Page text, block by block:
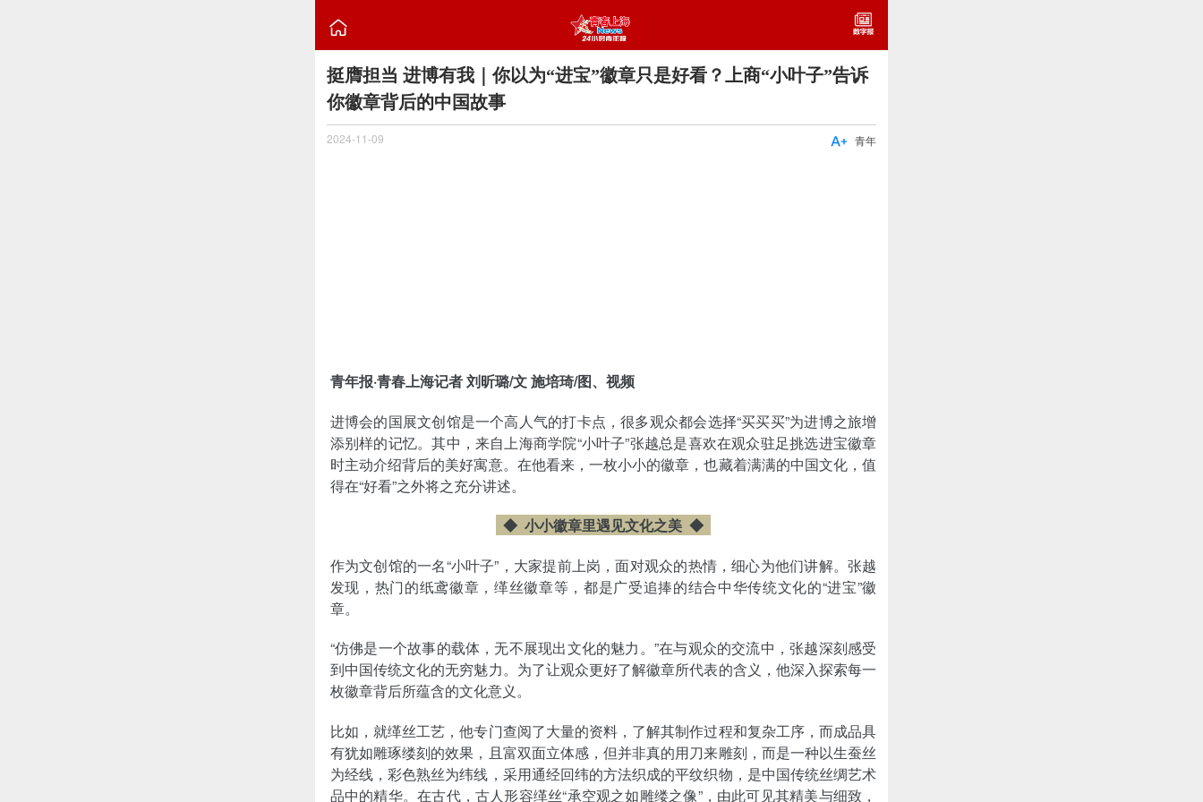

挺膺担当 进博有我｜你以为“进宝”徽章只是好看？上商“小叶子”告诉
你徽章背后的中国故事
2024-11-09 青年

青年报·青春上海记者 刘昕璐/文 施培琦/图、视频
进博会的国展文创馆是一个高人气的打卡点，很多观众都会选择“买买买”为进博之旅增
添别样的记忆。其中，来自上海商学院“小叶子”张越总是喜欢在观众驻足挑选进宝徽章
时主动介绍背后的美好寓意。在他看来，一枚小小的徽章，也藏着满满的中国文化，值
得在“好看”之外将之充分讲述。
◆ 小小徽章里遇见文化之美 ◆
作为文创馆的一名“小叶子”，大家提前上岗，面对观众的热情，细心为他们讲解。张越
发现，热门的纸鸢徽章，缂丝徽章等，都是广受追捧的结合中华传统文化的“进宝”徽
章。
“仿佛是一个故事的载体，无不展现出文化的魅力。”在与观众的交流中，张越深刻感受
到中国传统文化的无穷魅力。为了让观众更好了解徽章所代表的含义，他深入探索每一
枚徽章背后所蕴含的文化意义。
比如，就缂丝工艺，他专门查阅了大量的资料，了解其制作过程和复杂工序，而成品具
有犹如雕琢缕刻的效果，且富双面立体感，但并非真的用刀来雕刻，而是一种以生蚕丝
为经线，彩色熟丝为纬线，采用通经回纬的方法织成的平纹织物，是中国传统丝绸艺术
品中的精华。在古代，古人形容缂丝“承空观之如雕缕之像”，由此可见其精美与细致，